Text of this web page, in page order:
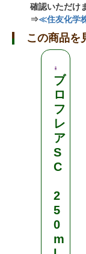
確認いただけ
⇒≪住友化学
この商品を
ブ
ロ
フ
レ
ア
S
C
2
5
0
m